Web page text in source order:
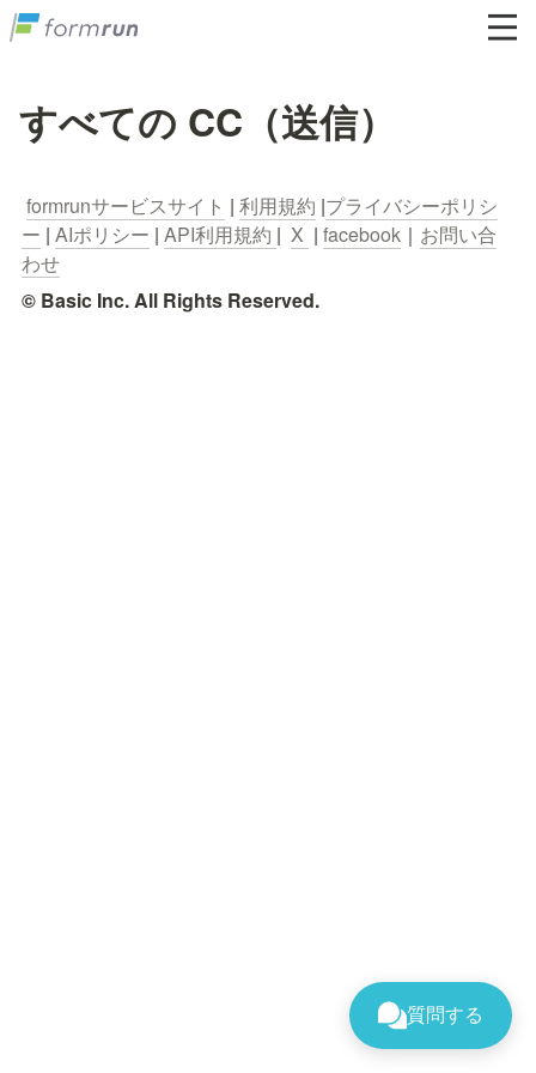
すべての CC（送信）
formrunサービスサイト | 利用規約 |プライバシーポリシ
ー | AIポリシー | API利用規約 | X | facebook ｜ お問い合
わせ
© Basic Inc. All Rights Reserved.